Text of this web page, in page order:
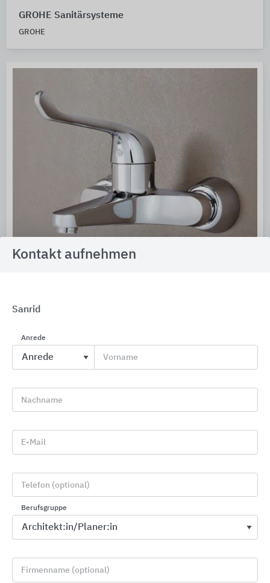
GROHE Sanitärsysteme
GROHE
GROHE
Kontakt aufnehmen
Sanrid
Anrede
Vorname
Nachname
E-Mail
Telefon (optional)
Berufsgruppe
Firmenname (optional)